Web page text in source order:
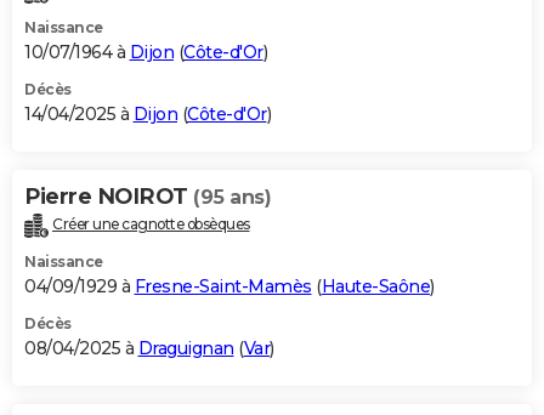
Naissance
10/07/1964 à Dijon (Côte-d'Or)
Décès
14/04/2025 à Dijon (Côte-d'Or)
Pierre NOIROT (95 ans)
Créer une cagnotte obsèques
Naissance
04/09/1929 à Fresne-Saint-Mamès (Haute-Saône)
Décès
08/04/2025 à Draguignan (Var)